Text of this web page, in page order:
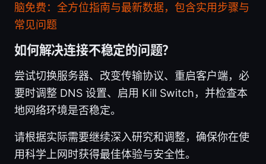
脑免费：全方位指南与最新数据，包含实用步骤与
常见问题
如何解决连接不稳定的问题？
尝试切换服务器、改变传输协议、重启客户端，必
要时调整 DNS 设置、启用 Kill Switch，并检查本
地网络环境是否稳定。
请根据实际需要继续深入研究和调整，确保你在使
用科学上网时获得最佳体验与安全性。